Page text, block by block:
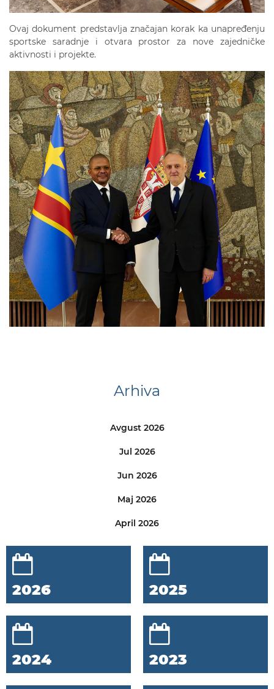
Ovaj dokument predstavlja značajan korak ka unapređenju
sportske saradnje i otvara prostor za nove zajedničke
aktivnosti i projekte.
Arhiva
Avgust 2026
Jul 2026
Jun 2026
Maj 2026
April 2026
2026 2025
2024 2023